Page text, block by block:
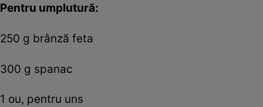
Pentru umplutură:
250 g brânză feta
300 g spanac
1 ou, pentru uns